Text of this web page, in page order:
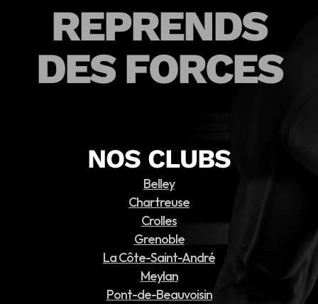
REPRENDS
DES FORCES
NOS CLUBS
Belley
Chartreuse
Crolles
Grenoble
La Côte-Saint-André
Meylan
Pont-de-Beauvoisin